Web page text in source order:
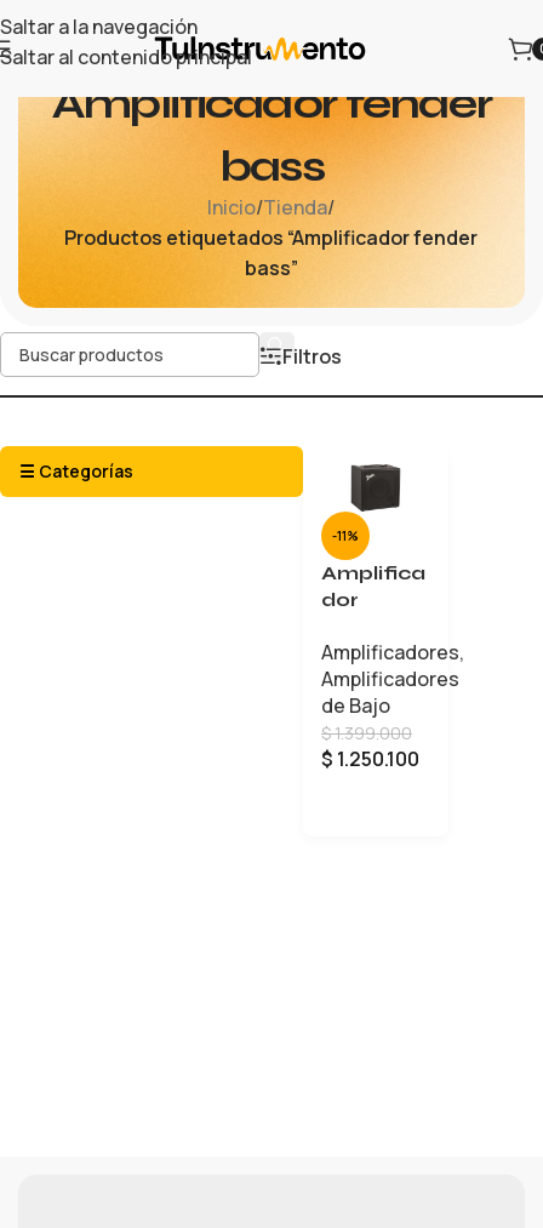
Saltar a la navegación
Saltar al contenido principal
Amplificador fender
bass
Inicio/Tienda/
Productos etiquetados “Amplificador fender
bass”
Filtros
☰ Categorías
-11%
Amplifica
dor
bajo
Rumble
LT25 120V
Amplificadores,
Amplificadores
de Bajo
$1.399.000
$ 1.250.100